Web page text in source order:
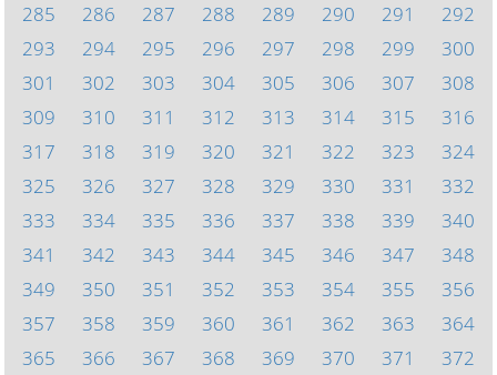
285
286 287 288 289 290 291
292
293
294 295 296 297 298 299
300
301
302 303 304 305 306 307
308
309
310 311 312 313 314 315
316
317
318 319 320 321 322 323
324
325
326 327 328 329 330 331
332
333
334 335 336 337 338 339
340
341
342 343 344 345 346 347
348
349
350 351 352 353 354 355
356
357
358 359 360 361 362 363
364
365
366 367 368 369 370 371 372